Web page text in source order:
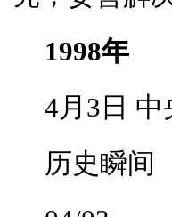
1998年
4月3日
历史瞬间